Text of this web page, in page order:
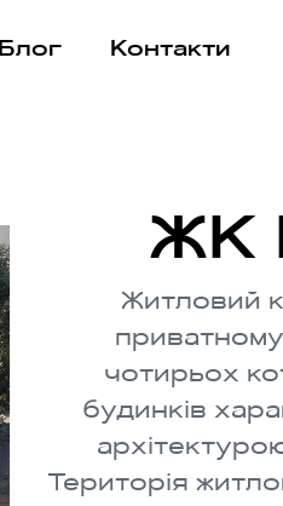
Блог Контакти
ЖК
Житловий
приватному
чотирьох
будинків
Територія